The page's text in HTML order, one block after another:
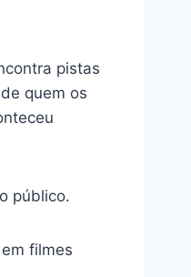
pistas
quem os
público.
filmes